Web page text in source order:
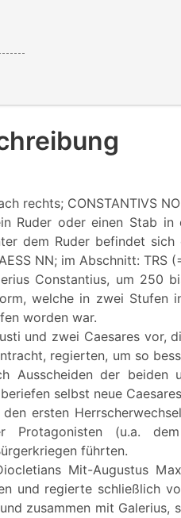
rechts; CONSTANTIVS
Ruder oder einen Stab
dem Ruder befindet sich
NN; im Abschnitt: TRS
Constantius, um 250
welche in zwei Stufen
worden war.
und zwei Caesares vor,
regierten, um so
Ausscheiden der beiden
selbst neue
ersten
Protagonisten (u.a. dem
führten.
Mit-Augustus
und regierte schließlich
zusammen mit Galerius,